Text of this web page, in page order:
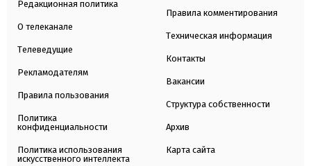
Редакционная политика
О телеканале
Телеведущие
Рекламодателям
Правила пользования
Политика
конфиденциальности
Политика использования
искусственного интеллекта
Правила комментирования
Техническая информация
Контакты
Вакансии
Структура собственности
Архив
Карта сайта